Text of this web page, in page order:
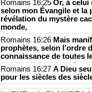
Romains 16:25 Or, à celui
selon mon Évangile et la
révélation du mystère
monde,
Romains 16:26 Mais
prophètes, selon l’ordre
connaissance de toutes
Romains 16:27 A Dieu
pour les siècles des